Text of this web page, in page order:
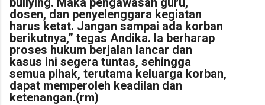
dosen, dan penyelenggara kegiatan
harus ketat. Jangan sampai ada korban
berikutnya,” tegas Andika. Ia berharap
proses hukum berjalan lancar dan
kasus ini segera tuntas, sehingga
semua pihak, terutama keluarga korban,
dapat memperoleh keadilan dan
ketenangan.(rm)